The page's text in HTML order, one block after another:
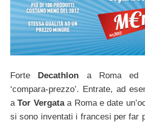
Forte Decathlon a Roma ed
‘compara-prezzo’. Entrate, ad
aTor Vergataa Roma e date
si sono inventati i francesi per far